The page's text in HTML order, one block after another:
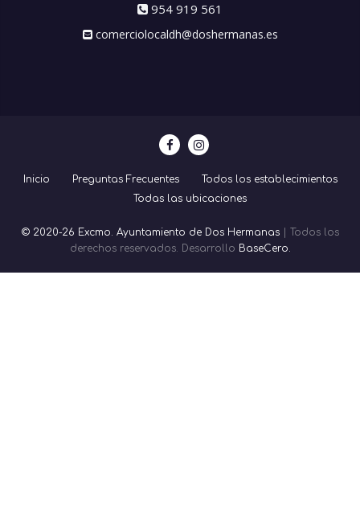
954 919 561
comerciolocaldh@doshermanas.es
Inicio Preguntas Frecuentes
Todos los establecimientos
Todas las ubicaciones
© 2020-26 Excmo. Ayuntamiento de Dos Hermanas| Todos los
derechos reservados. Desarrollo BaseCero.